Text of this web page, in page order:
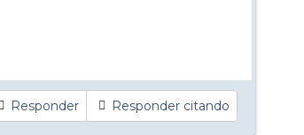
Responder Responder citando